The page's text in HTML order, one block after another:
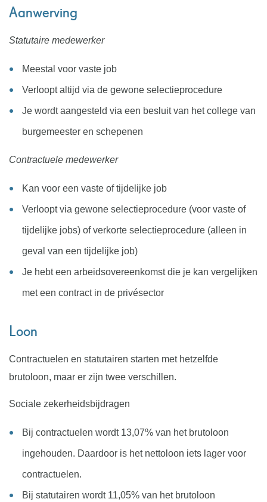
Aanwerving
Statutaire medewerker
Meestal voor vaste job
Verloopt altijd via de gewone selectieprocedure
Je wordt aangesteld via een besluit van het college van
burgemeester en schepenen
Contractuele medewerker
Kan voor een vaste of tijdelijke job
Verloopt via gewone selectieprocedure (voor vaste of
tijdelijke jobs) of verkorte selectieprocedure (alleen in
geval van een tijdelijke job)
Je hebt een arbeidsovereenkomst die je kan vergelijken
met een contract in de privésector
Loon
Contractuelen en statutairen starten met hetzelfde
brutoloon, maar er zijn twee verschillen.
Sociale zekerheidsbijdragen
Bij contractuelen wordt 13,07% van het brutoloon
ingehouden. Daardoor is het nettoloon iets lager voor
contractuelen.
Bij statutairen wordt 11,05% van het brutoloon